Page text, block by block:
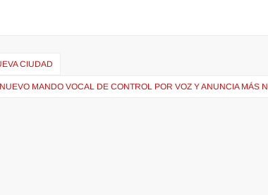
CIUDAD
MANDO VOCAL DE CONTROL POR VOZ Y ANUNCIA MÁS